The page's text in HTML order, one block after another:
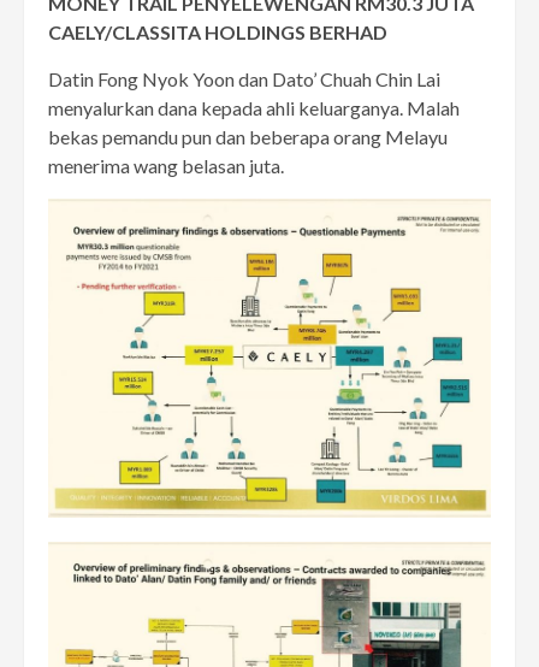
CAELY/CLASSITA HOLDINGS BERHAD
Datin Fong Nyok Yoon dan Dato’ Chuah Chin Lai
menyalurkan dana kepada ahli keluarganya. Malah
bekas pemandu pun dan beberapa orang Melayu
menerima wang belasan juta.